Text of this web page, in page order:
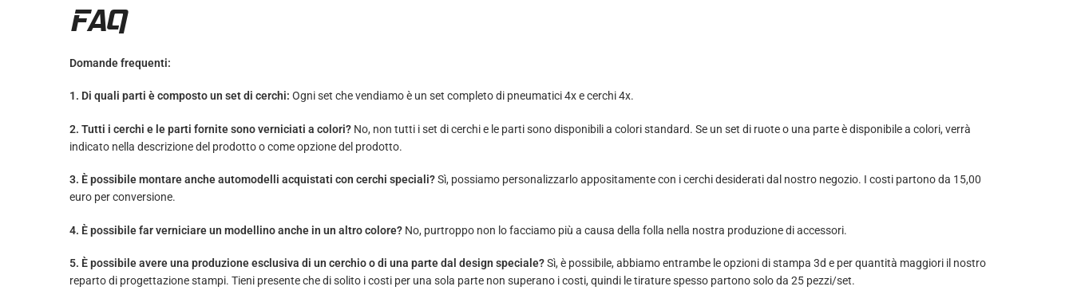
FAQ
Domande frequenti:
1. Di quali parti è composto un set di cerchi: Ogni set che vendiamo è un set completo di pneumatici 4x e cerchi 4x.
2. Tutti i cerchi e le parti fornite sono verniciati a colori? No, non tutti i set di cerchi e le parti sono disponibili a colori standard. Se un set di ruote o una parte è disponibile a colori, verrà
indicato nella descrizione del prodotto o come opzione del prodotto.
3. È possibile montare anche automodelli acquistati con cerchi speciali?Sì, possiamo personalizzarlo appositamente con i cerchi desiderati dal nostro negozio. I costi partono da 15,00
euro per conversione.
4. È possibile far verniciare un modellino anche in un altro colore? No, purtroppo non lo facciamo più a causa della folla nella nostra produzione di accessori.
5. È possibile avere una produzione esclusiva di un cerchio o di una parte dal design speciale?Sì, è possibile, abbiamo entrambe le opzioni di stampa 3d e per quantità maggiori il nostro
reparto di progettazione stampi. Tieni presente che di solito i costi per una sola parte non superano i costi, quindi le tirature spesso partono solo da 25 pezzi/set.